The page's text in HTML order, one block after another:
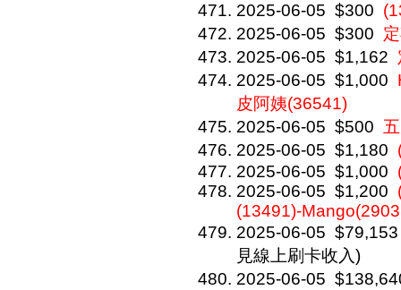
2025-06-05 $300
2025-06-05 $300
2025-06-05 $1,162
2025-06-05 $1,000
皮阿姨(36541)
2025-06-05 $500
2025-06-05 $1,180
2025-06-05 $1,000
2025-06-05 $1,200
(13491)-
2025-06-05 $79,153
見線上刷卡收入)
2025-06-05